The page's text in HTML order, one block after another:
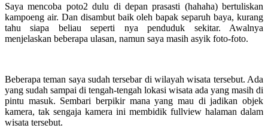
Saya mencoba poto2 dulu di depan prasasti (hahaha) bertuliskan
kampoeng air. Dan disambut baik oleh bapak separuh baya, kurang
tahu siapa beliau seperti nya penduduk sekitar. Awalnya
menjelaskan beberapa ulasan, namun saya masih asyik foto-foto.
Beberapa teman saya sudah tersebar di wilayah wisata tersebut. Ada
yang sudah sampai di tengah-tengah lokasi wisata ada yang masih di
pintu masuk. Sembari berpikir mana yang mau di jadikan objek
kamera, tak sengaja kamera ini membidik fullview halaman dalam
wisata tersebut.